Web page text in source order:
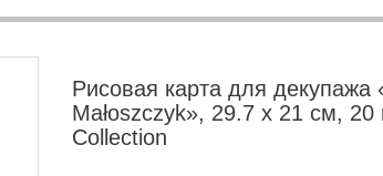
Рисовая карта для декупажа
Małoszczyk», 29.7 x 21 см, 20
Collection